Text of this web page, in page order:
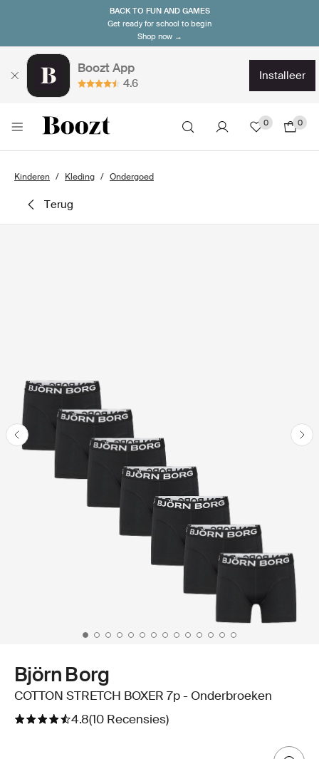
BACK TO FUN AND GAMES
Get ready for school to begin
Shop now →
Boozt App
4.6
installeer
0 0
Kinderen Kleding Ondergoed
terug
Björn Borg
COTTON STRETCH BOXER 7p - Onderbroeken
4.8(10 Recensies)